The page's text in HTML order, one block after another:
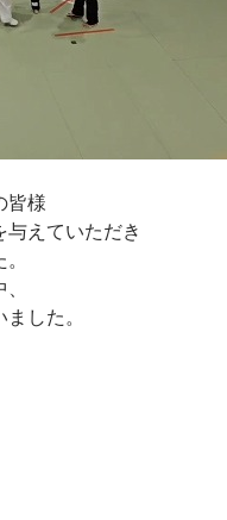
皆様
えていただき
した。